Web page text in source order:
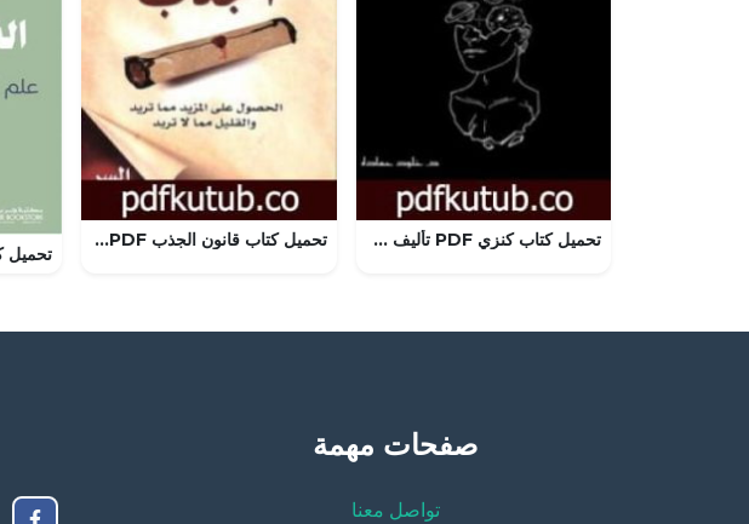
تحميل كتاب كنزي PDF تأليف خلود حماده مجانا [كامل] تحميل كتاب قانون الجذب PDF تأليف مايكل جيه لوسيير مجانا [كامل]
صفحات مهمة
تواصل معنا